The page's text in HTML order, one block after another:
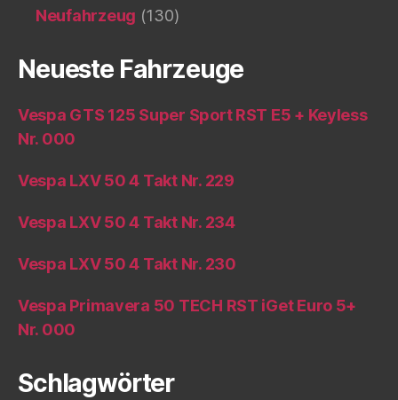
Neufahrzeug (130)
Neueste Fahrzeuge
Vespa GTS 125 Super Sport RST E5 + Keyless
Nr. 000
Vespa LXV 50 4 Takt Nr. 229
Vespa LXV 50 4 Takt Nr. 234
Vespa LXV 50 4 Takt Nr. 230
Vespa Primavera 50 TECH RST iGet Euro 5+
Nr. 000
Schlagwörter